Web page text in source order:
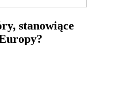
stanowiące